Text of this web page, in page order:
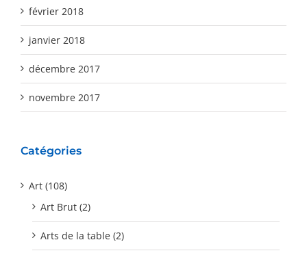
février 2018
janvier 2018
décembre 2017
novembre 2017
Catégories
Art (108)
Art Brut (2)
Arts de la table (2)